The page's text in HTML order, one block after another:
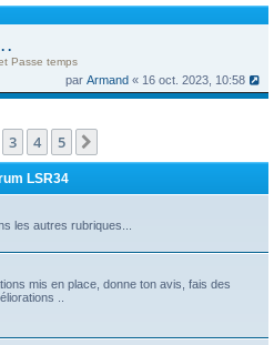
r
r
.
Passe temps
parArmand « 16 oct. 2023, 10:58
3 4 5
LSR34
les autres rubriques...
mis en place, donne ton avis, fais des
..